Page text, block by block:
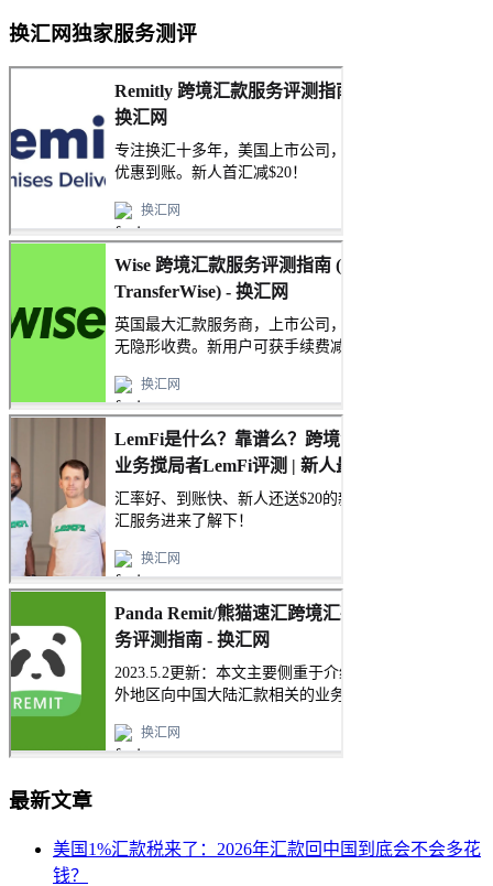
换汇网独家服务测评
最新文章
美国1%汇款税来了：2026年汇款回中国到底会不会多花
钱？